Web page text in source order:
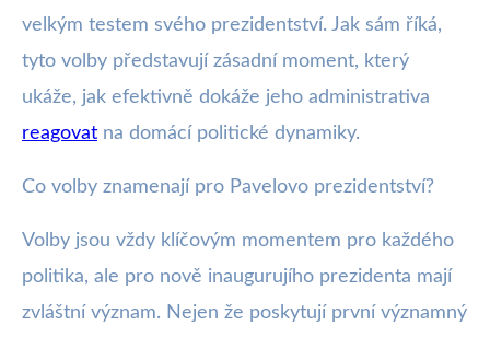
velkým testem svého prezidentství. Jak sám říká,
tyto volby představují zásadní moment, který
ukáže, jak efektivně dokáže jeho administrativa
reagovat na domácí politické dynamiky.
Co volby znamenají pro Pavelovo prezidentství?
Volby jsou vždy klíčovým momentem pro každého
politika, ale pro nově inaugurujího prezidenta mají
zvláštní význam. Nejen že poskytují první významný